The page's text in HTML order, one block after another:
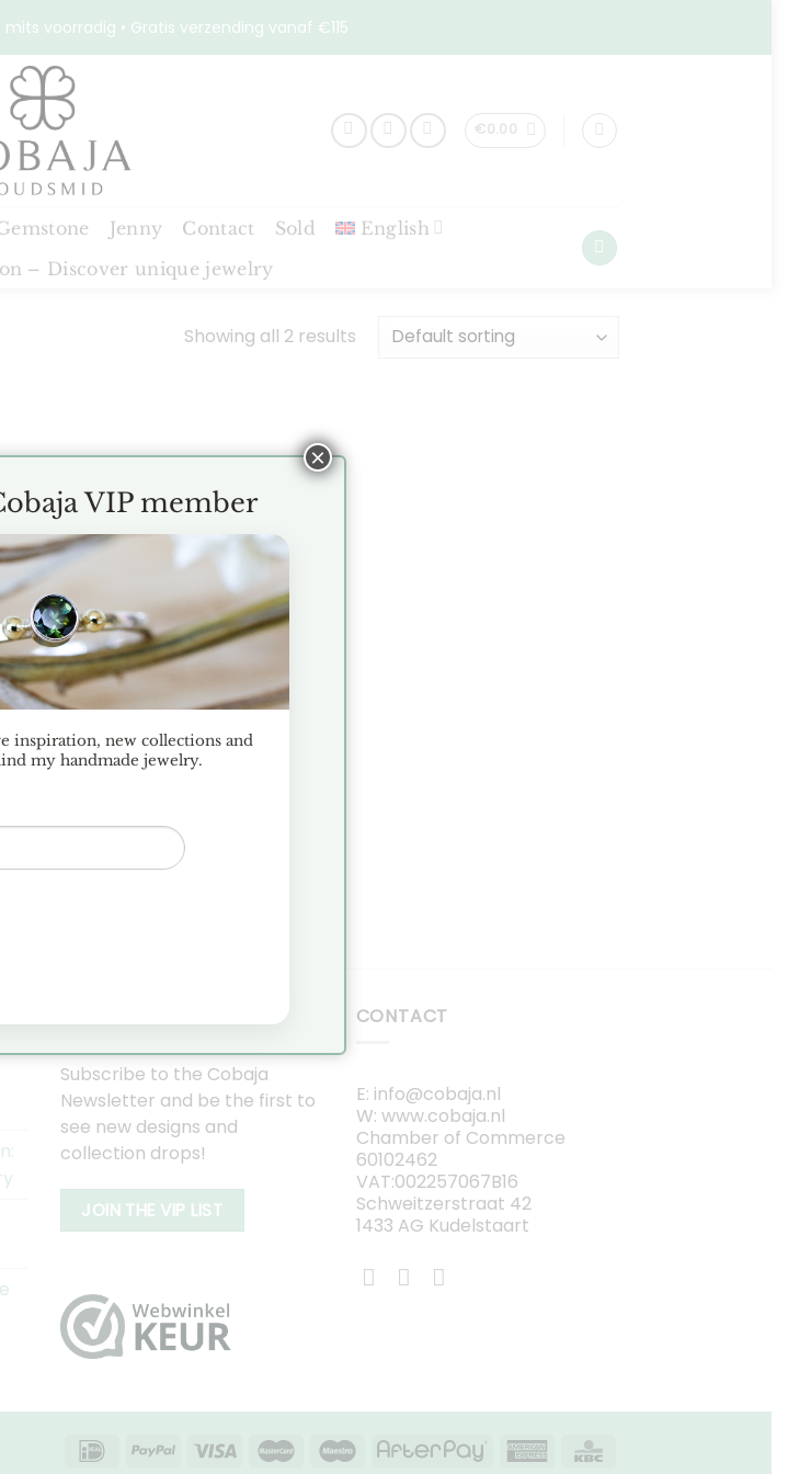
voorradig • Gratis verzending vanaf €115
€0.00
Jenny Contact Sold
English
– Discover unique jewelry
Showing all 2 results
Toevoegen
aan
Statement Necklace
Subscribe to the Cobaja
Newsletter and be the first to
see new designs and
collection drops!
JOIN THE VIP LIST
CONTACT
E: info@cobaja.nl
W: www.cobaja.nl
Chamber of Commerce
60102462
VAT:002257067B16
Schweitzerstraat 42
1433 AG Kudelstaart
VIP member
inspiration, new collections and
my handmade jewelry.
×